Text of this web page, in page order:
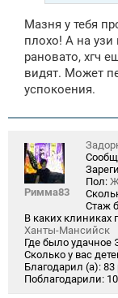
Мазня у тебя
плохо! А на
рановато, хгч
видят. Может
успокоения.
Римма83
Пол:
Стаж
В каких клиниках
Ханты-Мансийск
Где было удачное
Сколько у вас
Благодарил (а): 83
Поблагодарили: